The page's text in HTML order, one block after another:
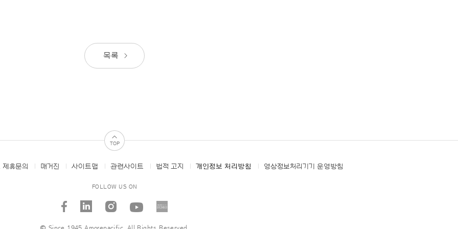
목록
TOP
제휴문의 매거진 사이트맵 관련사이트 법적 고지 개인정보 처리방침 영상정보처리기기 운영방침
FOLLOW US ON
facebook
linked_in
instagram
youtube
STORIES